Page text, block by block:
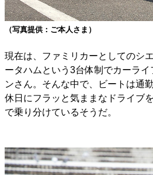
（写真提供：ご本人さま）
現在は、ファミリカーとしてのシ
ータハムという3台体制でカーラ
ンさん。そんな中で、ビートは通
休日にフラッと気ままなドライブ
で乗り分けているそうだ。